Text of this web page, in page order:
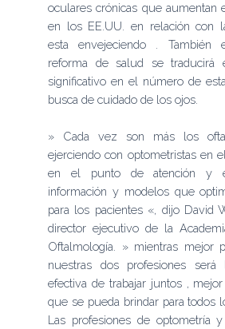
oculares crónicas que aumentan
en los EE.UU. en relación con
esta envejeciendo . También
reforma de salud se traducirá
significativo en el número de
busca de cuidado de los ojos.
» Cada vez son más los
ejerciendo con optometristas en
en el punto de atención y
información y modelos que
para los pacientes «, dijo David
director ejecutivo de la
Oftalmología. » mientras mejor
nuestras dos profesiones
efectiva de trabajar juntos ,
que se pueda brindar para todos
Las profesiones de optometría